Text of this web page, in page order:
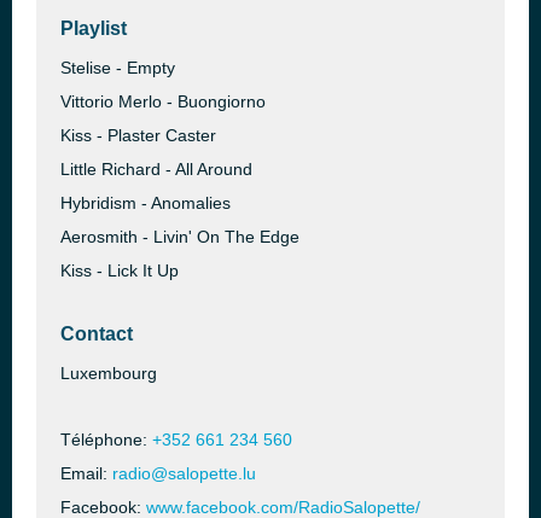
Playlist
Stelise - Empty
Vittorio Merlo - Buongiorno
Kiss - Plaster Caster
Little Richard - All Around
Hybridism - Anomalies
Aerosmith - Livin' On The Edge
Kiss - Lick It Up
Contact
Luxembourg
Téléphone: +352 661 234 560
Email: radio@salopette.lu
Facebook: www.facebook.com/RadioSalopette/